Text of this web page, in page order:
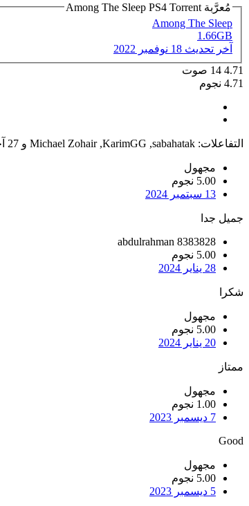
مُعرَّبة Among The Sleep PS4 Torrent
Among The Sleep
1.66GB
آخر تحديث 18 نوفمبر 2022
4.71
14 صوت
4.71 نجوم
التفاعلات: sabahatak
,
KarimGG
,
Michael Zohair و 27 آخرين
مجهول
5.00 نجوم
13 سبتمبر 2024
جميل جدا
abdulrahman 8383828
5.00 نجوم
28 يناير 2024
شكرا
مجهول
5.00 نجوم
20 يناير 2024
ممتاز
مجهول
1.00 نجوم
7 ديسمبر 2023
Good
مجهول
5.00 نجوم
5 ديسمبر 2023